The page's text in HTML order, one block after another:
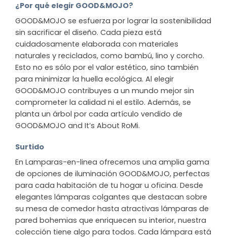
¿Por qué elegir GOOD&MOJO?
GOOD&MOJO se esfuerza por lograr la sostenibilidad
sin sacrificar el diseño. Cada pieza está
cuidadosamente elaborada con materiales
naturales y reciclados, como bambú, lino y corcho.
Esto no es sólo por el valor estético, sino también
para minimizar la huella ecológica. Al elegir
GOOD&MOJO contribuyes a un mundo mejor sin
comprometer la calidad ni el estilo. Además, se
planta un árbol por cada artículo vendido de
GOOD&MOJO and It’s About RoMi.
Surtido
En Lamparas-en-linea ofrecemos una amplia gama
de opciones de iluminación GOOD&MOJO, perfectas
para cada habitación de tu hogar u oficina. Desde
elegantes lámparas colgantes que destacan sobre
su mesa de comedor hasta atractivas lámparas de
pared bohemias que enriquecen su interior, nuestra
colección tiene algo para todos. Cada lámpara está